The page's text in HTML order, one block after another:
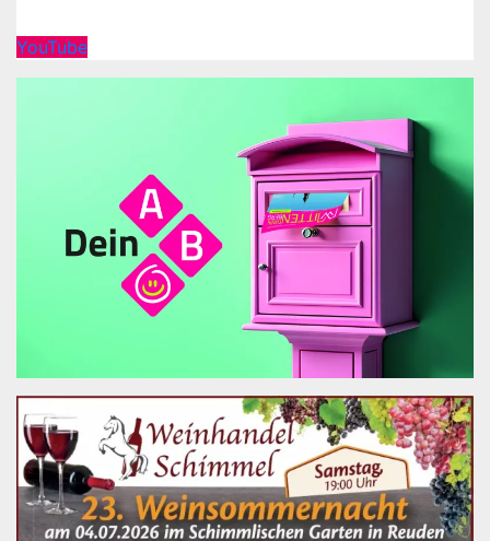
YouTube